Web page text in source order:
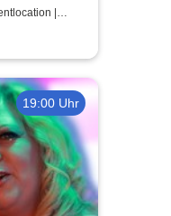
|
19:00 Uhr